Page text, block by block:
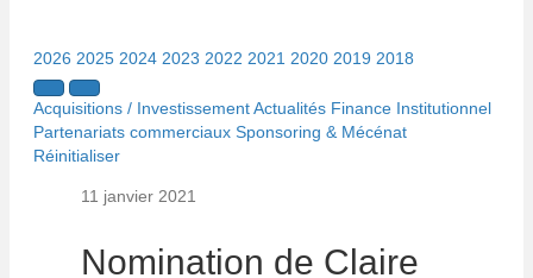
2026 2025 2024 2023 2022 2021 2020 2019 2018
Acquisitions / InvestissementActualités Finance Institutionnel
Partenariats commerciaux Sponsoring & Mécénat
Réinitialiser
11 janvier 2021
Nomination de Claire